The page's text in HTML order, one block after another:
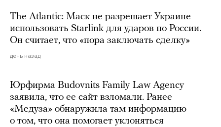
The Atlantic: Маск не разрешает Украине
использовать Starlink для ударов по России.
Он считает, что «пора заключать сделку»
день назад
Юрфирма Budovnits Family Law Agency
заявила, что ее сайт взломали. Ранее
«Медуза» обнаружила там информацию
о том, что она помогает уклоняться